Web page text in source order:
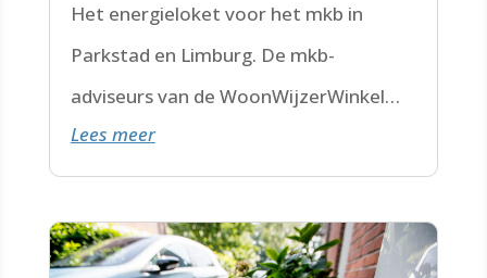
Het energieloket voor het mkb in
Parkstad en Limburg. De mkb-
adviseurs van de WoonWijzerWinkel
Limburg staan voor je klaar.
Lees meer